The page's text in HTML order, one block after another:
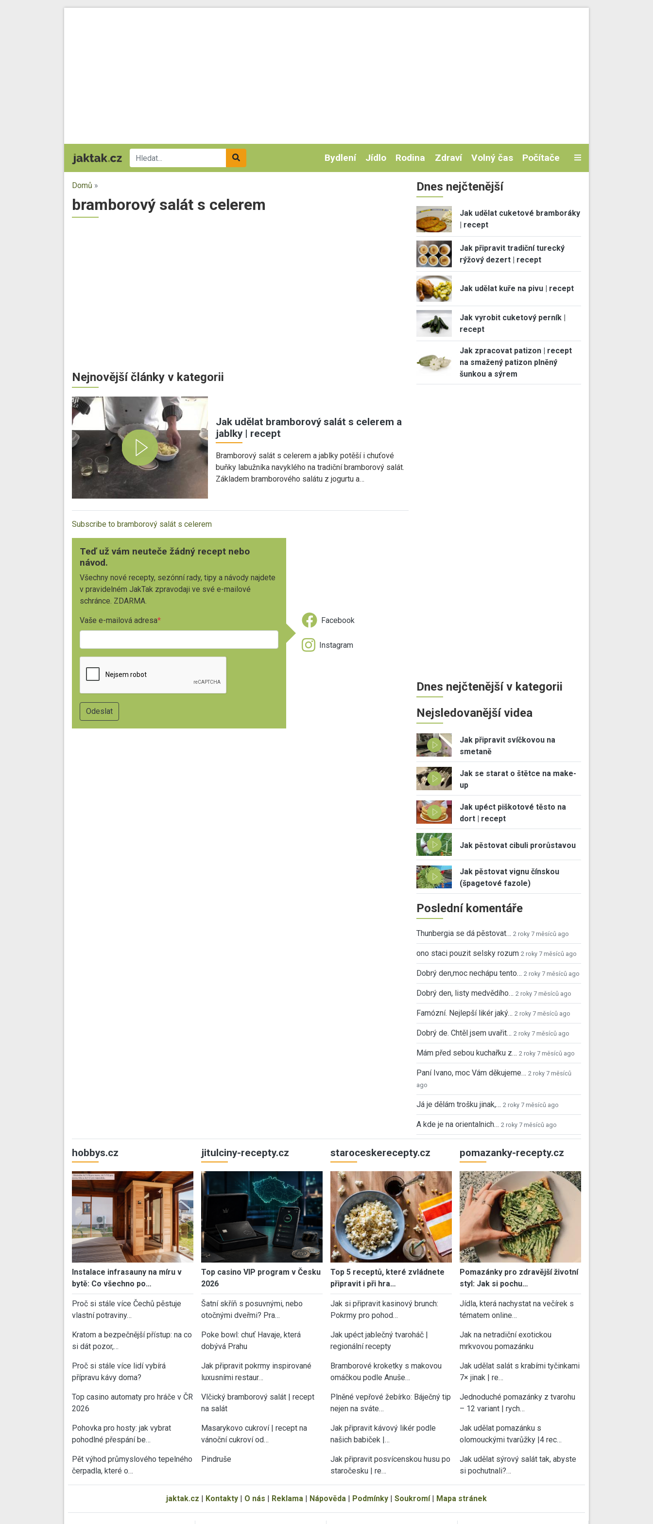
Bydlení Jídlo Rodina Zdraví Volný čas Počítače
Domů »
bramborový salát s celerem
Nejnovější články v kategorii
Jak udělat bramborový salát s celerem a
jablky | recept
Bramborový salát s celerem a jablky potěší i chuťové
buňky labužníka navyklého na tradiční bramborový salát.
Základem bramborového salátu z jogurtu a…
Subscribe to bramborový salát s celerem
Teď už vám neuteče žádný recept nebo
návod.
Všechny nové recepty, sezónní rady, tipy a návody najdete
v pravidelném JakTak zpravodaji ve své e-mailové
schránce. ZDARMA.
Vaše e-mailová adresa Facebook
Instagram
Dnes nejčtenější
Jak udělat cuketové bramboráky
| recept
Jak připravit tradiční turecký
rýžový dezert | recept
Jak udělat kuře na pivu | recept
Jak vyrobit cuketový perník |
recept
Jak zpracovat patizon | recept
na smažený patizon plněný
šunkou a sýrem
Dnes nejčtenější v kategorii
Nejsledovanější videa
Jak připravit svíčkovou na
smetaně
Jak se starat o štětce na make-
up
Jak upéct piškotové těsto na
dort | recept
Jak pěstovat cibuli prorůstavou
Jak pěstovat vignu čínskou
(špagetové fazole)
Poslední komentáře
Thunbergia se dá pěstovat… 2 roky 7 měsíců ago
ono staci pouzit selsky rozum 2 roky 7 měsíců ago
Dobrý den,moc nechápu tento… 2 roky 7 měsíců ago
Dobrý den, listy medvědího… 2 roky 7 měsíců ago
Famózní. Nejlepší likér jaký… 2 roky 7 měsíců ago
Dobrý de. Chtěl jsem uvařit… 2 roky 7 měsíců ago
Mám před sebou kuchařku z… 2 roky 7 měsíců ago
Paní Ivano, moc Vám děkujeme… 2 roky 7 měsíců
ago
Já je dělám trošku jinak,… 2 roky 7 měsíců ago
A kde je na orientalnich… 2 roky 7 měsíců ago
hobbys.cz
Instalace infrasauny na míru v
bytě: Co všechno po…
Proč si stále více Čechů pěstuje
vlastní potraviny…
Kratom a bezpečnější přístup: na co
si dát pozor,…
Proč si stále více lidí vybírá
přípravu kávy doma?
Top casino automaty pro hráče v ČR
2026
Pohovka pro hosty: jak vybrat
pohodlné přespání be…
Pět výhod průmyslového tepelného
čerpadla, které o…
jitulciny-recepty.cz
Top casino VIP program v Česku
2026
Šatní skříň s posuvnými, nebo
otočnými dveřmi? Pra…
Poke bowl: chuť Havaje, která
dobývá Prahu
Jak připravit pokrmy inspirované
luxusními restaur…
Vlčický bramborový salát | recept
na salát
Masarykovo cukroví | recept na
vánoční cukroví od…
Pindruše
staroceskerecepty.cz
Top 5 receptů, které zvládnete
připravit i při hra…
Jak si připravit kasinový brunch:
Pokrmy pro pohod…
Jak upéct jablečný tvaroháč |
regionální recepty
Bramborové kroketky s makovou
omáčkou podle Anuše…
Plněné vepřové žebírko: Báječný tip
nejen na sváte…
Jak připravit kávový likér podle
našich babiček |…
Jak připravit posvícenskou husu po
staročesku | re…
pomazanky-recepty.cz
Pomazánky pro zdravější životní
styl: Jak si pochu…
Jídla, která nachystat na večírek s
tématem online…
Jak na netradiční exotickou
mrkvovou pomazánku
Jak udělat salát s krabími tyčinkami
7× jinak | re…
Jednoduché pomazánky z tvarohu
– 12 variant | rych…
Jak udělat pomazánku s
olomouckými tvarůžky |4 rec…
Jak udělat sýrový salát tak, abyste
si pochutnali?…
jaktak.cz | Kontakty | O nás | Reklama | Nápověda | Podmínky | Soukromí| Mapa stránek